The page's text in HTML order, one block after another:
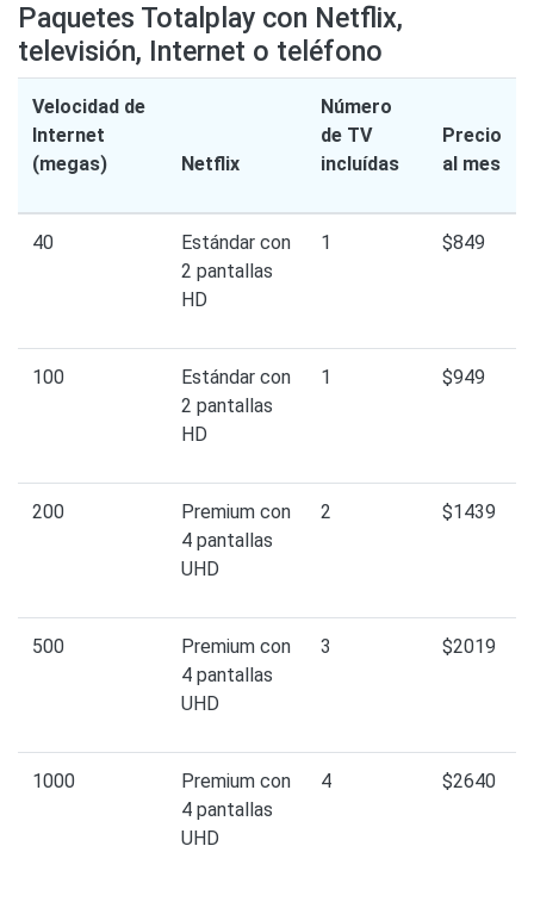
Paquetes Totalplay con Netflix,
televisión, Internet o teléfono
Velocidad de
Internet
(megas)
Netflix
Número
de TV
incluídas
Precio
al mes
40
Estándar con
2 pantallas
HD
1 $849
100
Estándar con
2 pantallas
HD
1 $949
200
Premium con
4 pantallas
UHD
2 $1439
500
Premium con
4 pantallas
UHD
3 $2019
1000
Premium con
4 pantallas
UHD
4 $2640